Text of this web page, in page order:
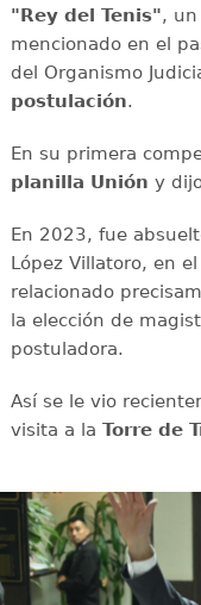
"Rey del Tenis", un
mencionado en el
del Organismo
postulación.
En su primera
planilla Unión y
En 2023, fue
López Villatoro, en el
relacionado
la elección de
postuladora.
Así se le vio
visita a la Torre de